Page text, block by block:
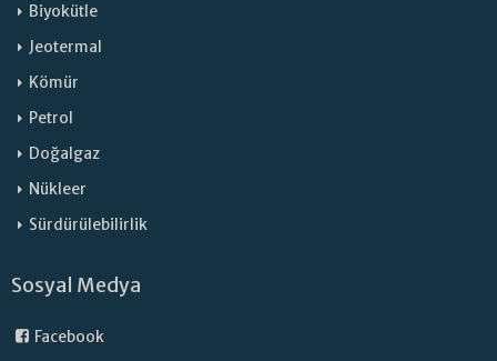
Biyokütle
Jeotermal
Kömür
Petrol
Doğalgaz
Nükleer
Sürdürülebilirlik
Sosyal Medya
Facebook